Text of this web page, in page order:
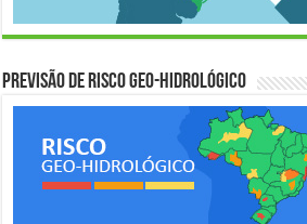
Previsão de Risco Geo-Hidrológico